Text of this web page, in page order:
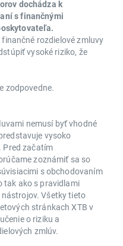
dochádza k
s finančnými
rozdielové zmluvy
vysoké riziko, že
zodpovedne.
nemusí byť vhodné
vysoko
Pred začatím
zoznámiť sa so
s obchodovaním
tak ako s pravidlami
Všetky tieto
stránkach XTB v
o riziku a
zmlúv.